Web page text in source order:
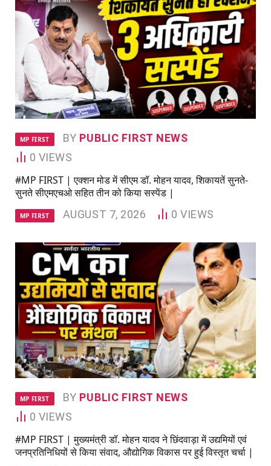
MP FIRST BY PUBLIC FIRST NEWS
0 VIEWS
#MP FIRST | एक्शन मोड में सीएम डॉ. मोहन यादव, शिकायतें सुनते-
सुनते सीएमएचओ सहित तीन को किया सस्पेंड |
MP FIRST AUGUST 7, 2026 0VIEWS
MP FIRST BY PUBLIC FIRST NEWS
0 VIEWS
#MP FIRST | मुख्यमंत्री डॉ. मोहन यादव ने छिंदवाड़ा में उद्यमियों एवं
जनप्रतिनिधियों से किया संवाद, औद्योगिक विकास पर हुई विस्तृत चर्चा |